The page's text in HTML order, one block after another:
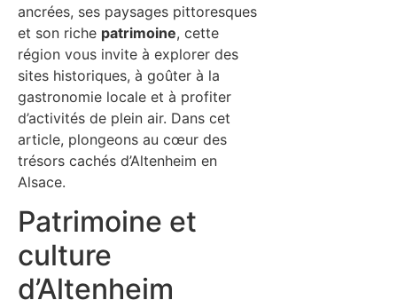
ancrées, ses paysages pittoresques
et son riche patrimoine, cette
région vous invite à explorer des
sites historiques, à goûter à la
gastronomie locale et à profiter
d’activités de plein air. Dans cet
article, plongeons au cœur des
trésors cachés d’Altenheim en
Alsace.
Patrimoine et
culture
d’Altenheim